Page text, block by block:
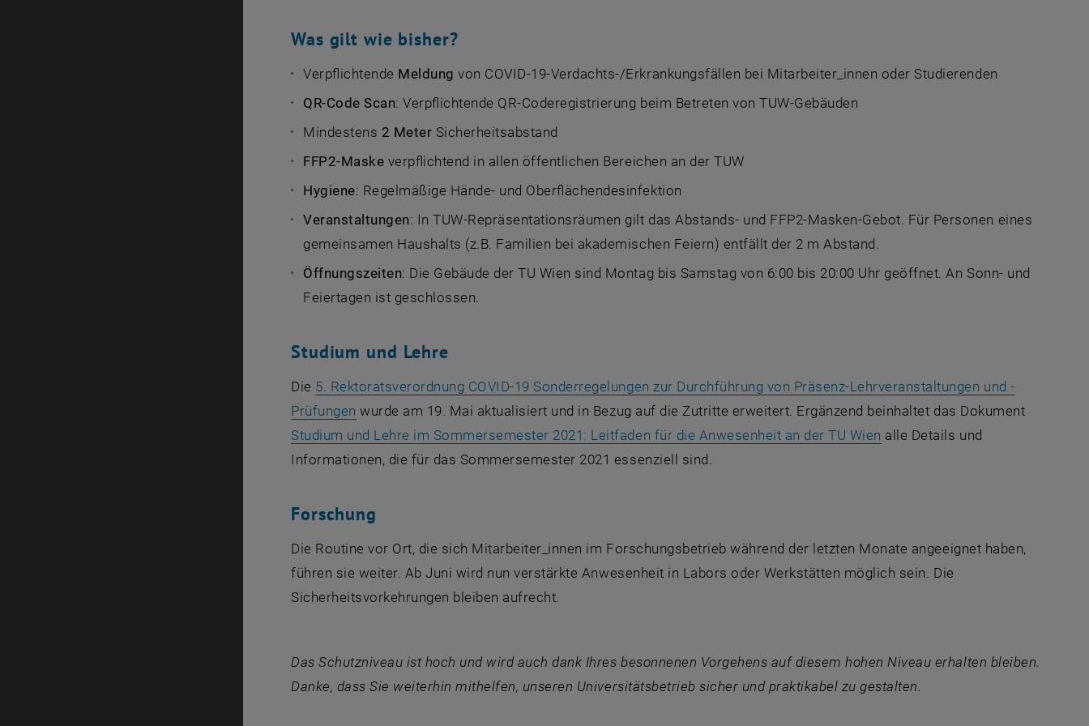
Was gilt wie bisher?
Verpflichtende Meldung von COVID-19-Verdachts-/Erkrankungsfällen bei Mitarbeiter_innen oder Studierenden
QR-Code Scan: Verpflichtende QR-Coderegistrierung beim Betreten von TUW-Gebäuden
Mindestens 2 Meter Sicherheitsabstand
FFP2-Maske verpflichtend in allen öffentlichen Bereichen an der TUW
Hygiene: Regelmäßige Hände- und Oberflächendesinfektion
Veranstaltungen: In TUW-Repräsentationsräumen gilt das Abstands- und FFP2-Masken-Gebot. Für Personen eines
gemeinsamen Haushalts (z.B. Familien bei akademischen Feiern) entfällt der 2 m Abstand.
Öffnungszeiten: Die Gebäude der TU Wien sind Montag bis Samstag von 6:00 bis 20:00 Uhr geöffnet. An Sonn- und
Feiertagen ist geschlossen.
Studium und Lehre
Die 5. Rektoratsverordnung COVID-19 Sonderregelungen zur Durchführung von Präsenz-Lehrveranstaltungen und -
Prüfungen , öffnet eine externe URL in einem neuen Fenster
wurde am 19. Mai aktualisiert und in Bezug auf die Zutritte erweitert. Ergänzend beinhaltet das Dokument
Studium und Lehre im Sommersemester 2021: Leitfaden für die Anwesenheit an der TU Wien , öffnet eine externe URL in
alle Details und
Informationen, die für das Sommersemester 2021 essenziell sind.
Forschung
Die Routine vor Ort, die sich Mitarbeiter_innen im Forschungsbetrieb während der letzten Monate angeeignet haben,
führen sie weiter. Ab Juni wird nun verstärkte Anwesenheit in Labors oder Werkstätten möglich sein. Die
Sicherheitsvorkehrungen bleiben aufrecht.
Das Schutzniveau ist hoch und wird auch dank Ihres besonnenen Vorgehens auf diesem hohen Niveau erhalten bleiben.
Danke, dass Sie weiterhin mithelfen, unseren Universitätsbetrieb sicher und praktikabel zu gestalten.